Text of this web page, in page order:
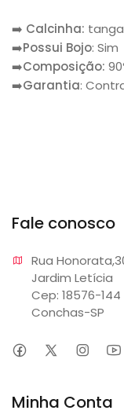
➡️ Calcinha:
➡️Possui Bojo: Sim
➡️Composição:
➡️Garantia:
Fale conosco
Rua
Jardim Letícia
Cep: 18576-144
Conchas-SP
Minha Conta